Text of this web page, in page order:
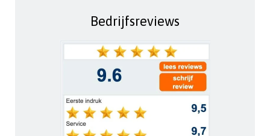
Bedrijfsreviews